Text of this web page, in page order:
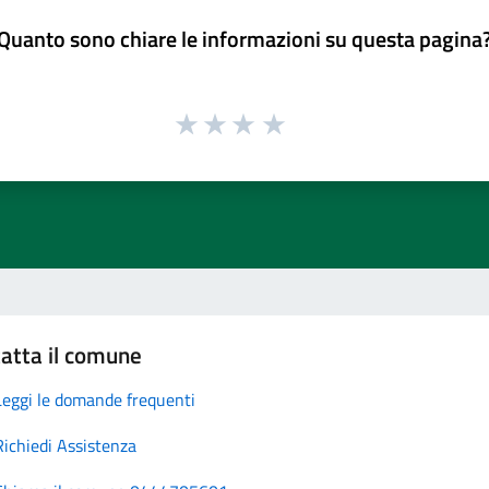
sono chiare le informazioni su questa
il comune
le domande frequenti
Assistenza